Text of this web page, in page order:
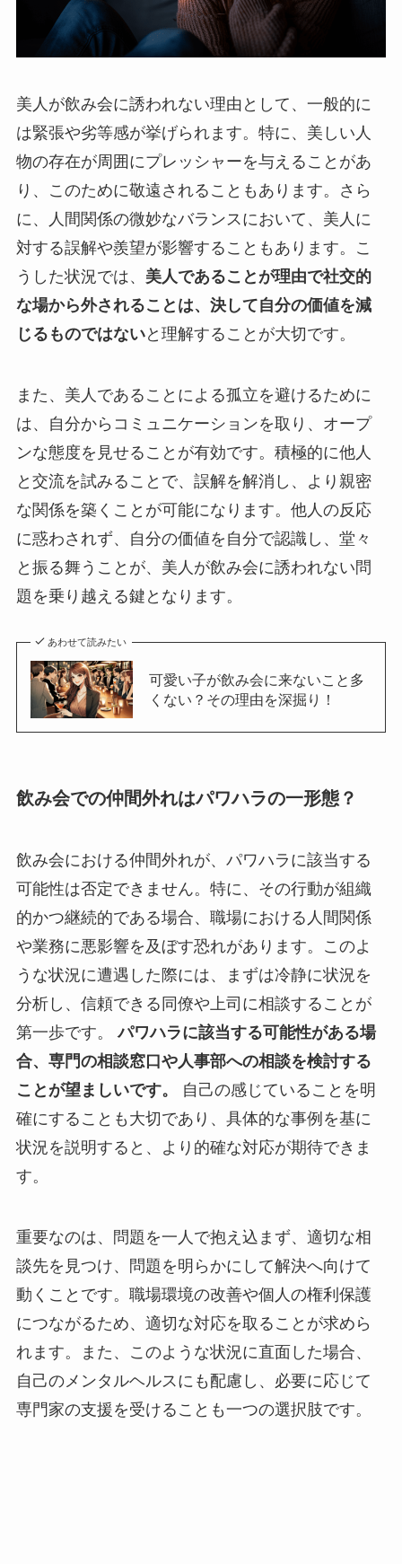
美人が飲み会に誘われない理由として、一般的に
は緊張や劣等感が挙げられます。特に、美しい人
物の存在が周囲にプレッシャーを与えることがあ
り、このために敬遠されることもあります。さら
に、人間関係の微妙なバランスにおいて、美人に
対する誤解や羨望が影響することもあります。こ
うした状況では、 美人であることが理由で社交的
な場から外されることは、決して自分の価値を減
じるものではないと理解することが大切です。
また、美人であることによる孤立を避けるために
は、自分からコミュニケーションを取り、オープ
ンな態度を見せることが有効です。積極的に他人
と交流を試みることで、誤解を解消し、より親密
な関係を築くことが可能になります。他人の反応
に惑わされず、自分の価値を自分で認識し、堂々
と振る舞うことが、美人が飲み会に誘われない問
題を乗り越える鍵となります。
あわせて読みたい
可愛い子が飲み会に来ないこと多
くない？その理由を深掘り！
飲み会での仲間外れはパワハラの一形態？
飲み会における仲間外れが、パワハラに該当する
可能性は否定できません。特に、その行動が組織
的かつ継続的である場合、職場における人間関係
や業務に悪影響を及ぼす恐れがあります。このよ
うな状況に遭遇した際には、まずは冷静に状況を
分析し、信頼できる同僚や上司に相談することが
第一歩です。パワハラに該当する可能性がある場
合、専門の相談窓口や人事部への相談を検討する
ことが望ましいです。
自己の感じていることを明
確にすることも大切であり、具体的な事例を基に
状況を説明すると、より的確な対応が期待できま
す。
重要なのは、問題を一人で抱え込まず、適切な相
談先を見つけ、問題を明らかにして解決へ向けて
動くことです。職場環境の改善や個人の権利保護
につながるため、適切な対応を取ることが求めら
れます。また、このような状況に直面した場合、
自己のメンタルヘルスにも配慮し、必要に応じて
専門家の支援を受けることも一つの選択肢です。